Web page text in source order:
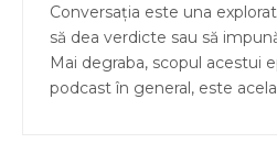
Conversația este una
să dea verdicte sau să
Mai degraba, scopul acestui
podcast în general, este